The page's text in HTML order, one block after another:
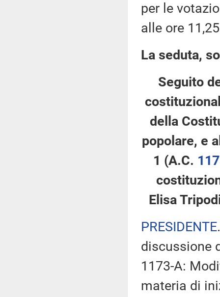
per le
alle ore
La seduta,
Seguito
della
popolare, e
1 (A.C.
Elisa
PRESIDENTE
discussione
1173-A:
materia di